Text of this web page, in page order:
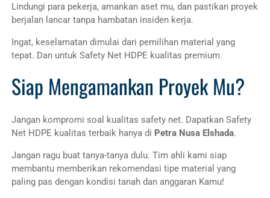
Lindungi para pekerja, amankan aset mu, dan pastikan proyek
berjalan lancar tanpa hambatan insiden kerja.
Ingat, keselamatan dimulai dari pemilihan material yang
tepat. Dan untuk Safety Net HDPE kualitas premium.
Siap Mengamankan Proyek Mu?
Jangan kompromi soal kualitas safety net. Dapatkan Safety
Net HDPE kualitas terbaik hanya di Petra Nusa Elshada.
Jangan ragu buat tanya-tanya dulu. Tim ahli kami siap
membantu memberikan rekomendasi tipe material yang
paling pas dengan kondisi tanah dan anggaran Kamu!